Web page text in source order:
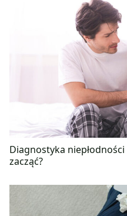
Diagnostyka
zacząć?